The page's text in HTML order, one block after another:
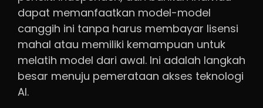
dapat memanfaatkan model-model
canggih ini tanpa harus membayar lisensi
mahal atau memiliki kemampuan untuk
melatih model dari awal. Ini adalah langkah
besar menuju pemerataan akses teknologi
AI.